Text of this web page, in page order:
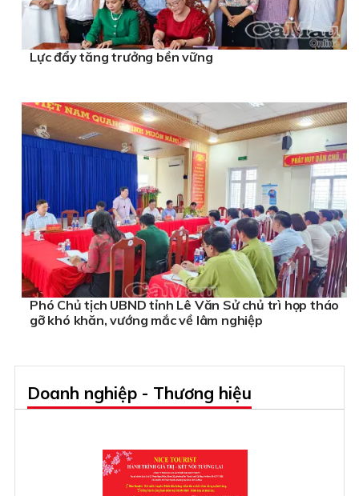
Lực đẩy tăng trưởng bền vững
Phó Chủ tịch UBND tỉnh Lê Văn Sử chủ trì họp tháo
gỡ khó khăn, vướng mắc về lâm nghiệp
Doanh nghiệp - Thương hiệu